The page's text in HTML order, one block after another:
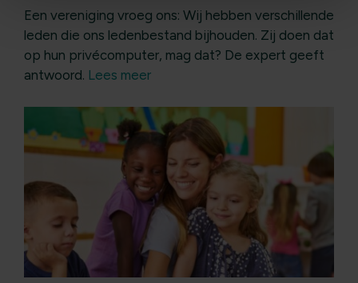
Een vereniging vroeg ons: Wij hebben verschillende
leden die ons ledenbestand bijhouden. Zij doen dat
op hun privécomputer, mag dat? De expert geeft
antwoord. Lees meer